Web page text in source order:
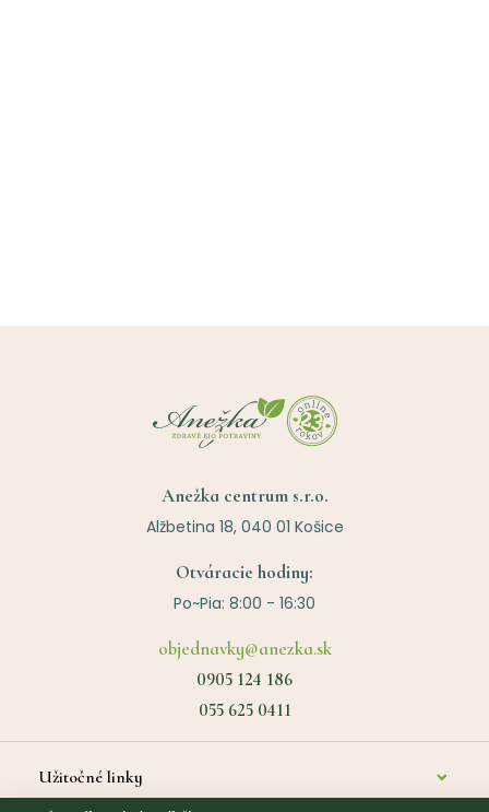
Anežka centrum s.r.o.
Alžbetina 18, 040 01 Košice
Otváracie hodiny:
Po~Pia: 8:00 - 16:30
objednavky@anezka.sk
0905 124 186
055 625 0411
Užitočné linky